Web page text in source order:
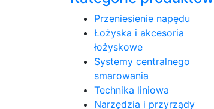
Przeniesienie napędu
Łożyska i akcesoria
łożyskowe
Systemy centralnego
smarowania
Technika liniowa
Narzędzia i przyrządy